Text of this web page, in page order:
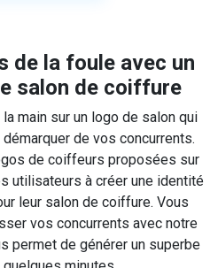
de la foule avec un
salon de coiffure
main sur un logo de salon qui
de vos concurrents.
de coiffeurs proposées sur
utilisateurs à créer une identité
leur salon de coiffure. Vous
vos concurrents avec notre
permet de générer un superbe